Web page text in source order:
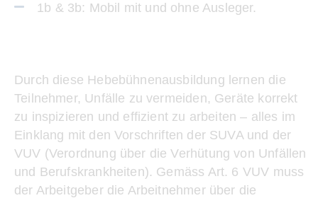
1b & 3b: Mobil mit und ohne Ausleger.
Durch diese Hebebühnenausbildung lernen die
Teilnehmer, Unfälle zu vermeiden, Geräte korrekt
zu inspizieren und effizient zu arbeiten – alles im
Einklang mit den Vorschriften der SUVA und der
VUV (Verordnung über die Verhütung von Unfällen
und Berufskrankheiten). Gemäss Art. 6 VUV muss
der Arbeitgeber die Arbeitnehmer über die